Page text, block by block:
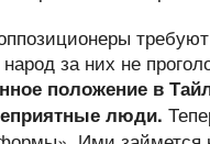
за них не
положение в
люди.